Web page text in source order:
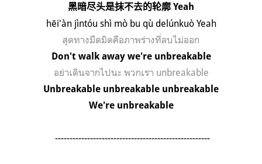
黑暗尽头是抹不去的轮廓 Yeah
hēi'àn jìntóu shì mò bu qù delúnkuò Yeah
สุดทางมืดมิดคือภาพร่างที่ลบไม่ออก
Don't walk away we're unbreakable
อย่าเดินจากไปนะ พวกเรา unbreakable
Unbreakable unbreakable unbreakable
We're unbreakable
-----------------------------------------------------